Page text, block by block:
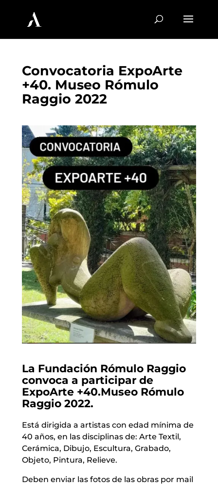
Convocatoria ExpoArte
+40. Museo Rómulo
Raggio 2022
La Fundación Rómulo Raggio
convoca a participar de
ExpoArte +40.Museo Rómulo
Raggio 2022.
Está dirigida a artistas con edad mínima de
40 años, en las disciplinas de: Arte Textil,
Cerámica, Dibujo, Escultura, Grabado,
Objeto, Pintura, Relieve.
Deben enviar las fotos de las obras por mail